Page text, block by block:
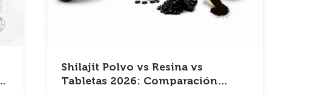
Shilajit Polvo vs Resina vs
Tabletas 2026: Comparación